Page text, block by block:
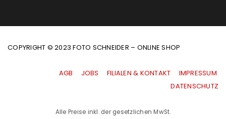
COPYRIGHT © 2023 FOTO SCHNEIDER – ONLINE SHOP
AGB JOBS FILIALEN & KONTAKT
IMPRESSUM
|DATENSCHUTZ
Alle Preise inkl. der gesetzlichen MwSt.